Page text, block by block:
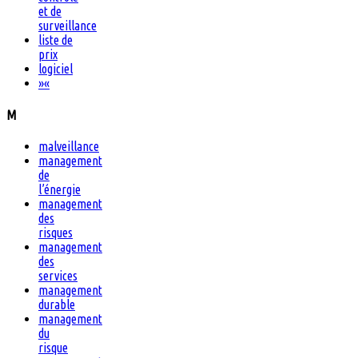
et de
surveillance
liste de
prix
logiciel
»«
M
malveillance
management
de
l’énergie
management
des
risques
management
des
services
management
durable
management
du
risque